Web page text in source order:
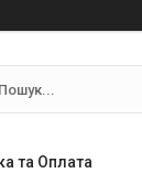
та Оплата